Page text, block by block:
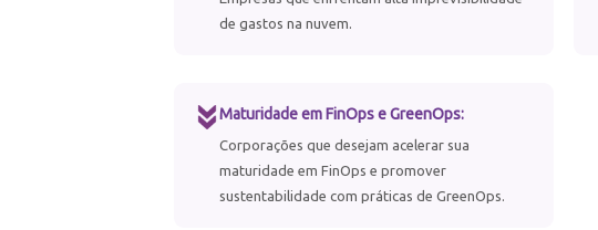
de gastos na nuvem.
Maturidade em FinOps e GreenOps:
Corporações que desejam acelerar sua
maturidade em FinOps e promover
sustentabilidade com práticas de GreenOps.